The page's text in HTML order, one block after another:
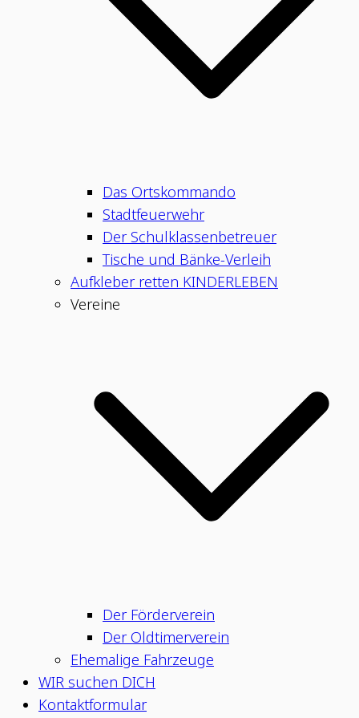
Das Ortskommando
Stadtfeuerwehr
Der Schulklassenbetreuer
Tische und Bänke-Verleih
Aufkleber retten KINDERLEBEN
Vereine
Der Förderverein
Der Oldtimerverein
Ehemalige Fahrzeuge
WIR suchen DICH
Kontaktformular